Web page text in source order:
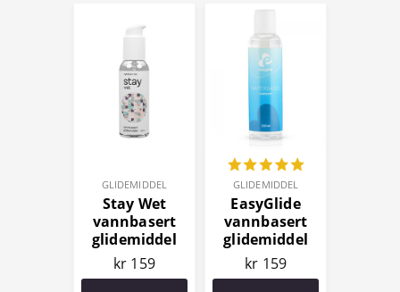
GLIDEMIDDEL
Stay Wet
vannbasert
glidemiddel
100 ml
kr 159
GLIDEMIDDEL
EasyGlide
vannbasert
glidemiddel
150 ml
kr 159